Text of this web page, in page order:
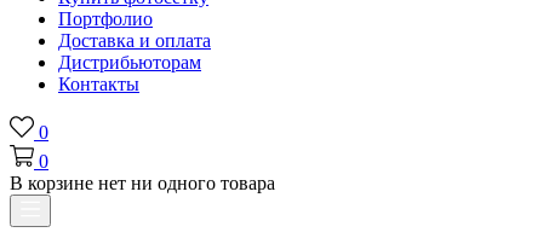
Портфолио
Доставка и оплата
Дистрибьюторам
Контакты
0
0
В корзине нет ни одного товара